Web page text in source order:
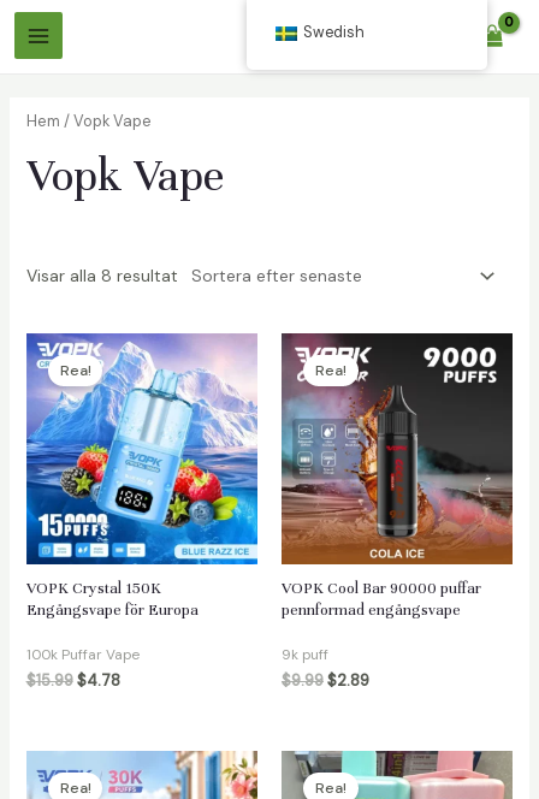
Hoppa
Huvudmeny
Hem / Vopk Vape
Vopk Vape
Visar alla 8 resultat
Rea!
VOPK Crystal 150K
Engångsvape för Europa
100k Puffar Vape
$15.99 $4.78
Rea!
VOPK Cool Bar 90000 puffar
pennformad engångsvape
9k puff
$9.99$2.89
Rea! Rea!
Swedish